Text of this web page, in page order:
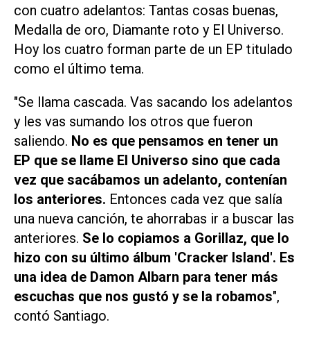
con cuatro adelantos: Tantas cosas buenas,
Medalla de oro, Diamante roto y El Universo.
Hoy los cuatro forman parte de un EP titulado
como el último tema.
"Se llama cascada. Vas sacando los adelantos
y les vas sumando los otros que fueron
saliendo. No es que pensamos en tener un
EP que se llame El Universo sino que cada
vez que sacábamos un adelanto, contenían
los anteriores. Entonces cada vez que salía
una nueva canción, te ahorrabas ir a buscar las
anteriores. Se lo copiamos a Gorillaz, que lo
hizo con su último álbum 'Cracker Island'. Es
una idea de Damon Albarn para tener más
escuchas que nos gustó y se la robamos",
contó Santiago.